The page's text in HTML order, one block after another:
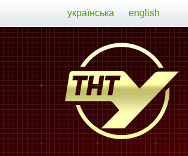
українська english